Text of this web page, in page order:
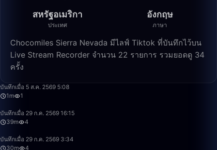
สหรัฐอเมริกา
ประเทศ
อังกฤษ
ภาษา
Chocomiles Sierra Nevada มีไลฟ์ Tiktok ที่บันทึกไว้บน
Live Stream Recorder จำนวน 22 รายการ รวมยอดดู 34
ครั้ง
บันทึกเมื่อ 5 ส.ค. 2569 5:08
1m
1
บันทึกเมื่อ 29 ก.ค. 2569 16:15
39m
4
บันทึกเมื่อ 29 ก.ค. 2569 3:34
30m
4